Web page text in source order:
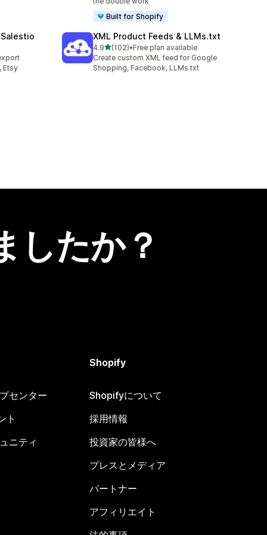
Built for Shopify
Etsy
XML Product Feeds & LLMs.txt
4.95つ星中
(102)
合計レビュー数：102件
•Free plan available
Create custom XML feed for Google
Shopping, Facebook, LLMs.txt
したか？
センター
ト
ニティ
Shopify
Shopifyについて
採用情報
投資家の皆様へ
プレスとメディア
パートナー
アフィリエイト